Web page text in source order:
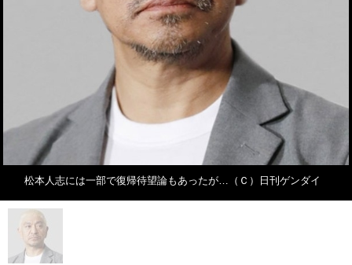
松本人志には一部で復帰待望論もあったが…（Ｃ）日刊ゲンダイ